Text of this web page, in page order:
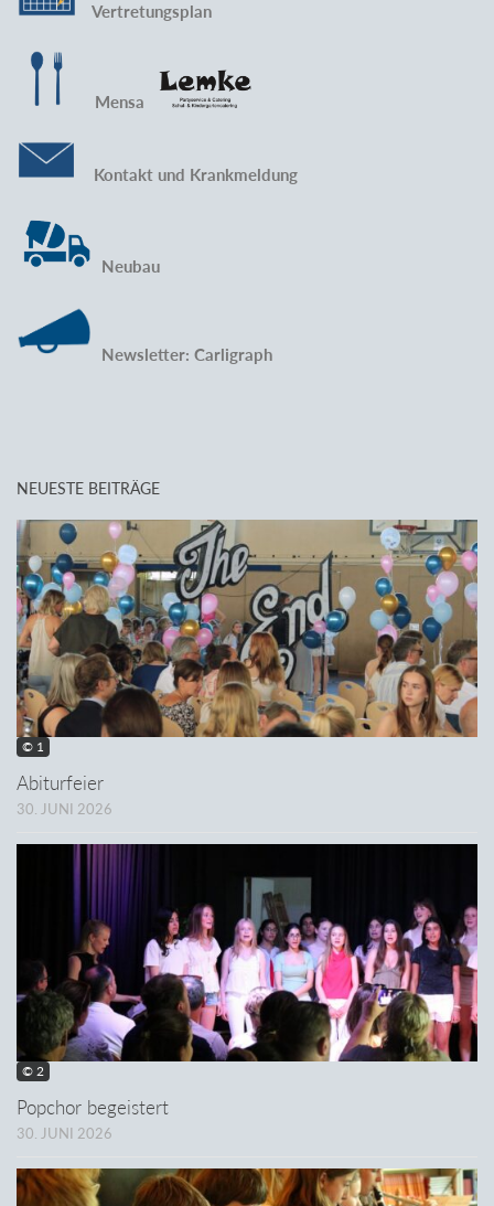
Vertretungsplan
Mensa
Kontakt und Krankmeldung
Neubau
Newsletter: Carligraph
NEUESTE BEITRÄGE
© 1
Abiturfeier
30. JUNI 2026
© 2
Popchor begeistert
30. JUNI 2026